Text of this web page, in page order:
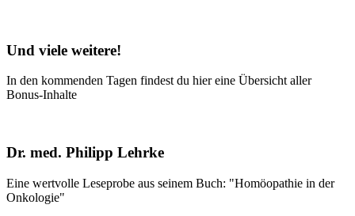
Und viele weitere!
In den kommenden Tagen findest du hier eine Übersicht aller
Bonus-Inhalte
Dr. med. Philipp Lehrke
Eine wertvolle Leseprobe aus seinem Buch: "Homöopathie in der
Onkologie"